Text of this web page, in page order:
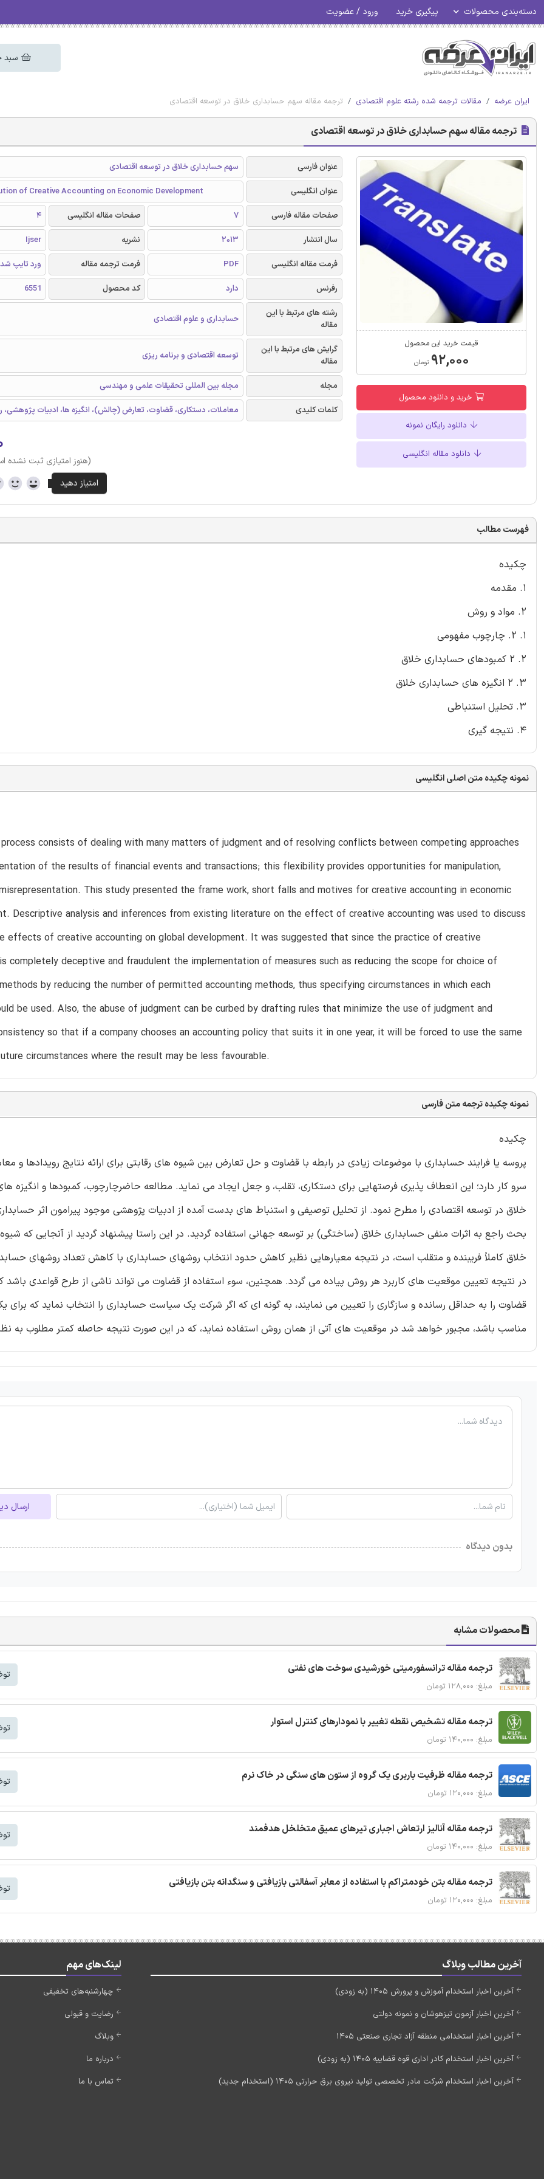
دسته‌بندی محصولات پیگیری خرید ورود / عضویت
سبد
ایران عرضه مقالات ترجمه شده رشته علوم اقتصادی ترجمه مقاله سهم حسابداری خلاق در توسعه اقتصادی
ترجمه مقاله سهم حسابداری خلاق در توسعه اقتصادی
قیمت خرید این محصول
۹۲,۰۰۰ تومان
خرید و دانلود محصول
دانلود رایگان نمونه
دانلود مقاله انگلیسی
عنوان فارسی
سهم حسابداری خلاق در توسعه اقتصادی
عنوان انگلیسی
of Creative Accounting on Economic Development
صفحات مقاله فارسی
7 صفحات مقاله انگلیسی
4
سال انتشار
2013 نشریه
Ijser
فرمت مقاله انگلیسی
PDF فرمت ترجمه مقاله
ورد تایپ
رفرنس
دارد کد محصول
6551
رشته های مرتبط با این
مقاله
حسابداری و علوم اقتصادی
گرایش های مرتبط با این
مقاله
توسعه اقتصادی و برنامه ریزی
مجله
مجله بین المللی تحقیقات علمی و مهندسی
کلمات کلیدی
معاملات، دستکاری، قضاوت، تعارض (چالش)، انگیزه ها، ادبیات پژوهشی،
(هنوز امتیازی ثبت نشده
فهرست مطالب
چکیده
1. مقدمه
2. مواد و روش
1. 2. چارچوب مفهومی
2. 2 کمبودهای حسابداری خلاق
3. 2 انگیزه های حسابداری خلاق
3. تحلیل استنباطی
4. نتیجه گیری
نمونه چکیده متن اصلی انگلیسی
consists of dealing with many matters of judgment and of resolving conflicts between competing approaches
of the results of financial events and transactions; this flexibility provides opportunities for manipulation,
This study presented the frame work, short falls and motives for creative accounting in economic
Descriptive analysis and inferences from existing literature on the effect of creative accounting was used to discuss
effects of creative accounting on global development. It was suggested that since the practice of creative
completely deceptive and fraudulent the implementation of measures such as reducing the scope for choice of
by reducing the number of permitted accounting methods, thus specifying circumstances in which each
be used. Also, the abuse of judgment can be curbed by drafting rules that minimize the use of judgment and
so that if a company chooses an accounting policy that suits it in one year, it will be forced to use the same
circumstances where the result may be less favourable.
نمونه چکیده ترجمه متن فارسی
چکیده
پروسه یا فرایند حسابداری با موضوعات زیادی در رابطه با قضاوت و حل تعارض بین شیوه های رقابتی برای ارائه نتایج رویدادها و
سرو کار دارد؛ این انعطاف پذیری فرصتهایی برای دستکاری، تقلب، و جعل ایجاد می نماید. مطالعه حاضرچارچوب، کمبودها و انگیزه
خلاق در توسعه اقتصادی را مطرح نمود. از تحلیل توصیفی و استنباط های بدست آمده از ادبیات پژوهشی موجود پیرامون اثر
بحث راجع به اثرات منفی حسابداری خلاق (ساختگی) بر توسعه جهانی استفاده گردید. در این راستا پیشنهاد گردید از آنجایی که
خلاق کاملاً فریبنده و متقلب است، در نتیجه معیارهایی نظیر کاهش حدود انتخاب روشهای حسابداری با کاهش تعداد روشهای
در نتیجه تعیین موقعیت های کاربرد هر روش پیاده می گردد. همچنین، سوء استفاده از قضاوت می تواند ناشی از طرح قواعدی باشد
قضاوت را به حداقل رسانده و سازگاری را تعیین می نمایند، به گونه ای که اگر شرکت یک سیاست حسابداری را انتخاب نماید که برای
مناسب باشد، مجبور خواهد شد در موقعیت های آتی از همان روش استفاده نماید، که در این صورت نتیجه حاصله کمتر مطلوب به
ارسال
بدون دیدگاه
محصولات مشابه
ترجمه مقاله ترانسفورمیتی خورشیدی سوخت های نفتی
مبلغ: ۱۲۸,۰۰۰ تومان
ترجمه مقاله تشخیص نقطه تغییر با نمودارهای کنترل استوار
مبلغ: ۱۴۰,۰۰۰ تومان
ترجمه مقاله ظرفیت باربری یک گروه از ستون های سنگی در خاک نرم
مبلغ: ۱۲۰,۰۰۰ تومان
ترجمه مقاله آنالیز ارتعاش اجباری تیرهای عمیق متخلخل هدفمند
مبلغ: ۱۴۰,۰۰۰ تومان
ترجمه مقاله بتن خودمتراکم با استفاده از معابر آسفالتی بازیافتی و سنگدانه بتن بازیافتی
مبلغ: ۱۲۰,۰۰۰ تومان
آخرین مطالب وبلاگ
آخرین اخبار استخدام آموزش و پرورش 1405 (به زودی)
آخرین اخبار آزمون تیزهوشان و نمونه دولتی
آخرین اخبار استخدامی منطقه آزاد تجاری صنعتی 1405
آخرین اخبار استخدام کادر اداری قوه قضاییه 1405 (به زودی)
آخرین اخبار استخدام شرکت مادر تخصصی تولید نیروی برق حرارتی 1405 (استخدام جدید)
لینک‌های مهم
چهارشنبه‌های تخفیفی
رضایت و قبولی
وبلاگ
درباره ما
تماس با ما